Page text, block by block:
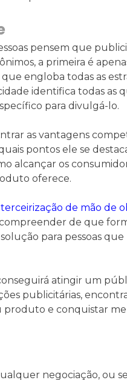
pensem que
a primeira é
engloba todas as
identifica todas as
para divulgá-lo.
as vantagens
pontos ele se
alcançar os
oferece.
terceirização de mão de
de que
para pessoas que
atingir um
publicitárias,
produto e conquistar
negociação, ou